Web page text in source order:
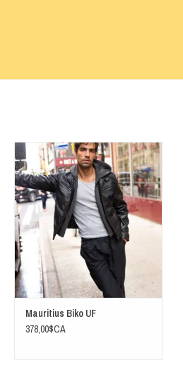
Manteau en cuir d'agneau coupe
classique avec une capuche amovible et
un empiècement sur le devant.
AJOUTER AU PANIER
Mauritius Biko UF
378,00$CA